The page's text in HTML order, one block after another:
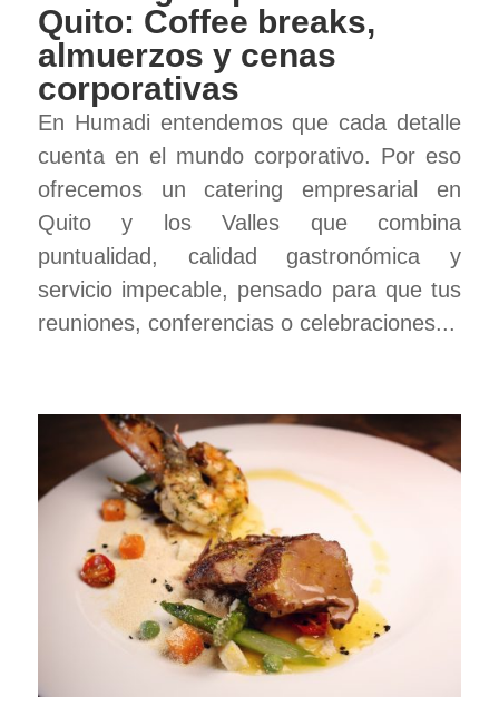
Quito: Coffee breaks,
almuerzos y cenas
corporativas
En Humadi entendemos que cada detalle
cuenta en el mundo corporativo. Por eso
ofrecemos un catering empresarial en
Quito y los Valles que combina
puntualidad, calidad gastronómica y
servicio impecable, pensado para que tus
reuniones, conferencias o celebraciones...